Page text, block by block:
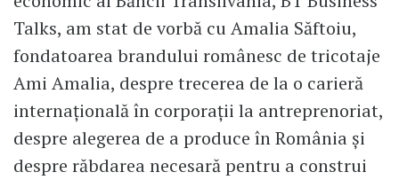
Talks, am stat de vorbă cu Amalia Săftoiu,
fondatoarea brandului românesc de tricotaje
Ami Amalia, despre trecerea de la o carieră
internațională în corporații la antreprenoriat,
despre alegerea de a produce în România și
despre răbdarea necesară pentru a construi